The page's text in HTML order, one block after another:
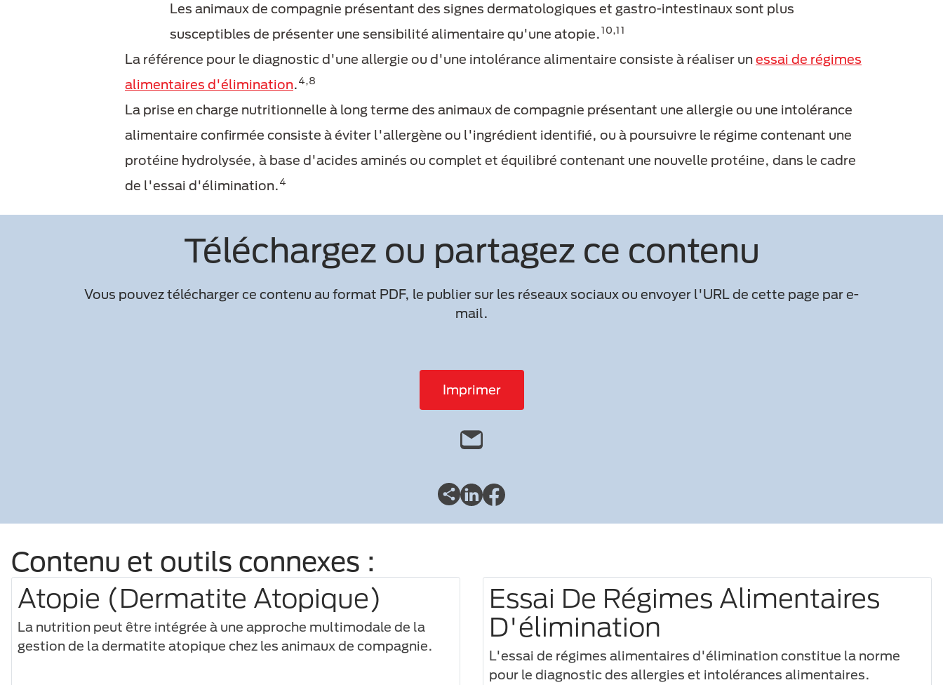
Les animaux de compagnie présentant des signes dermatologiques et gastro-intestinaux sont plus
susceptibles de présenter une sensibilité alimentaire qu'une atopie.10,11
La référence pour le diagnostic d'une allergie ou d'une intolérance alimentaire consiste à réaliser unessai de régimes
alimentaires d'élimination.4,8
La prise en charge nutritionnelle à long terme des animaux de compagnie présentant une allergie ou une intolérance
alimentaire confirmée consiste à éviter l'allergène ou l'ingrédient identifié, ou à poursuivre le régime contenant une
protéine hydrolysée, à base d'acides aminés ou complet et équilibré contenant une nouvelle protéine, dans le cadre
de l'essai d'élimination.4
Téléchargez ou partagez ce contenu
Vous pouvez télécharger ce contenu au format PDF, le publier sur les réseaux sociaux ou envoyer l'URL de cette page par e-
mail.
Imprimer
Contenu et outils connexes :
Atopie (Dermatite Atopique)
La nutrition peut être intégrée à une approche multimodale de la
gestion de la dermatite atopique chez les animaux de compagnie.
Essai De Régimes Alimentaires
D'élimination
L'essai de régimes alimentaires d'élimination constitue la norme
pour le diagnostic des allergies et intolérances alimentaires.